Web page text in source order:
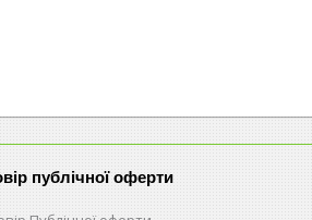
публічної оферти